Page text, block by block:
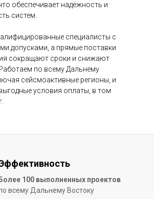
обеспечивает надёжность и
систем.
специалисты с
допусками, а прямые поставки
сокращают сроки и снижают
по всему Дальнему
сейсмоактивные регионы, и
условия оплаты, в том
Более 100 выполненных проектов
всему Дальнему Востоку